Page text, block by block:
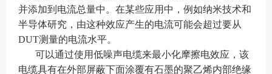
并添加到电流总量中。在某些应用中，例如纳米技术和
半导体研究，由这种效应产生的电流可能会超过要从
DUT测量的电流水平。
可以通过使用低噪声电缆来最小化摩擦电效应，该
电缆具有在外部屏蔽下面涂覆有石墨的聚乙烯内部绝缘